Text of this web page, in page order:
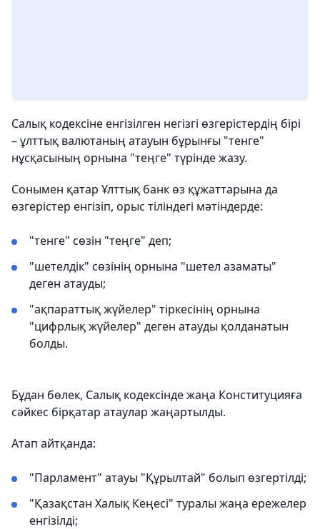
Салық кодексіне енгізілген негізгі өзгерістердің бірі
– ұлттық валютаның атауын бұрынғы "тенге"
нұсқасының орнына "теңге" түрінде жазу.
Сонымен қатар Ұлттық банк өз құжаттарына да
өзгерістер енгізіп, орыс тіліндегі мәтіндерде:
"тенге" сөзін "теңге" деп;
"шетелдік" сөзінің орнына "шетел азаматы"
деген атауды;
"ақпараттық жүйелер" тіркесінің орнына
"цифрлық жүйелер" деген атауды қолданатын
болды.
Бұдан бөлек, Салық кодексінде жаңа Конституцияға
сәйкес бірқатар атаулар жаңартылды.
Атап айтқанда:
"Парламент" атауы "Құрылтай" болып өзгертілді;
"Қазақстан Халық Кеңесі" туралы жаңа ережелер
енгізілді;